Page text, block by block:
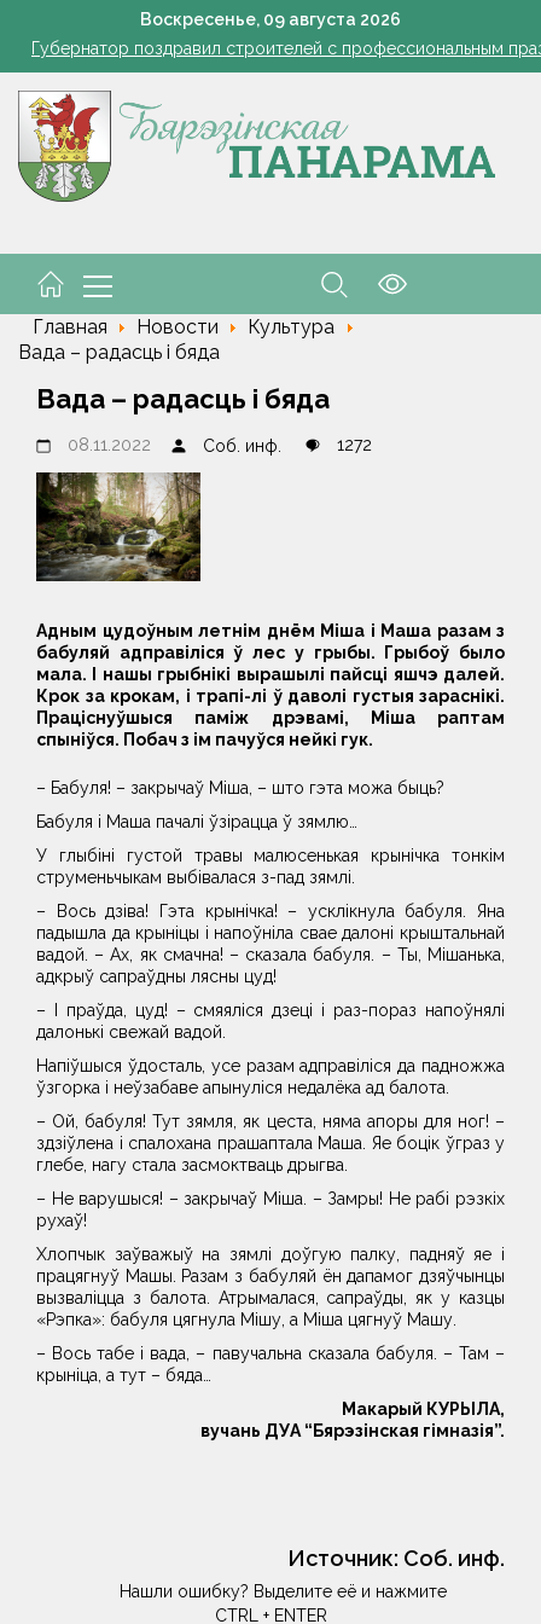
Воскресенье, 09 августа 2026
а розацеа обострилась? Врач объяснила, почему
Губернатор поздравил строителей с профессиональным
Огород без простоев: превращаем чесночную грядку в
жара ушла, но лето не спешит прощаться. Рябов рассказал о
а розацеа обострилась? Врач объяснила, почему
Главная Новости
Культура
Вада – радасць і бяда
Вада – радасць і бяда
08.11.2022 Соб. инф. 1272
Адным цудоўным летнім днём Міша і Маша разам з
бабуляй адправіліся ў лес у грыбы. Грыбоў было
мала. І нашы грыбнікі вырашылі пайсці яшчэ далей.
Крок за крокам, і трапі-лі ў даволі густыя зараснікі.
Праціснуўшыся паміж дрэвамі, Міша раптам
спыніўся. Побач з ім пачуўся нейкі гук.
– Бабуля! – закрычаў Міша, – што гэта можа быць?
Бабуля і Маша пачалі ўзірацца ў зямлю…
У глыбіні густой травы малюсенькая крынічка тонкім
струменьчыкам выбівалася з-пад зямлі.
– Вось дзіва! Гэта крынічка! – усклікнула бабуля. Яна
падышла да крыніцы і напоўніла свае далоні крыштальнай
вадой. – Ах, як смачна! – сказала бабуля. – Ты, Мішанька,
адкрыў сапраўдны лясны цуд!
– І праўда, цуд! – смяяліся дзеці і раз-пораз напоўнялі
далонькі свежай вадой.
Напіўшыся ўдосталь, усе разам адправіліся да падножжа
ўзгорка і неўзабаве апынуліся недалёка ад балота.
– Ой, бабуля! Тут зямля, як цеста, няма апоры для ног! –
здзіўлена і спалохана прашаптала Маша. Яе боцік ўграз у
глебе, нагу стала засмоктваць дрыгва.
– Не варушыся! – закрычаў Міша. – Замры! Не рабі рэзкіх
рухаў!
Хлопчык заўважыў на зямлi доўгую палку, падняў яе і
працягнуў Машы. Разам з бабуляй ён дапамог дзяўчынцы
вызваліцца з балота. Атрымалася, сапраўды, як у казцы
«Рэпка»: бабуля цягнула Мішу, а Міша цягнуў Машу.
– Вось табе і вада, – павучальна сказала бабуля. – Там –
крыніца, а тут – бяда…
Макарый КУРЫЛА,
вучань ДУА “Бярэзінская гімназія”.
Источник: Соб. инф.
Нашли ошибку? Выделите её и нажмите
CTRL + ENTER